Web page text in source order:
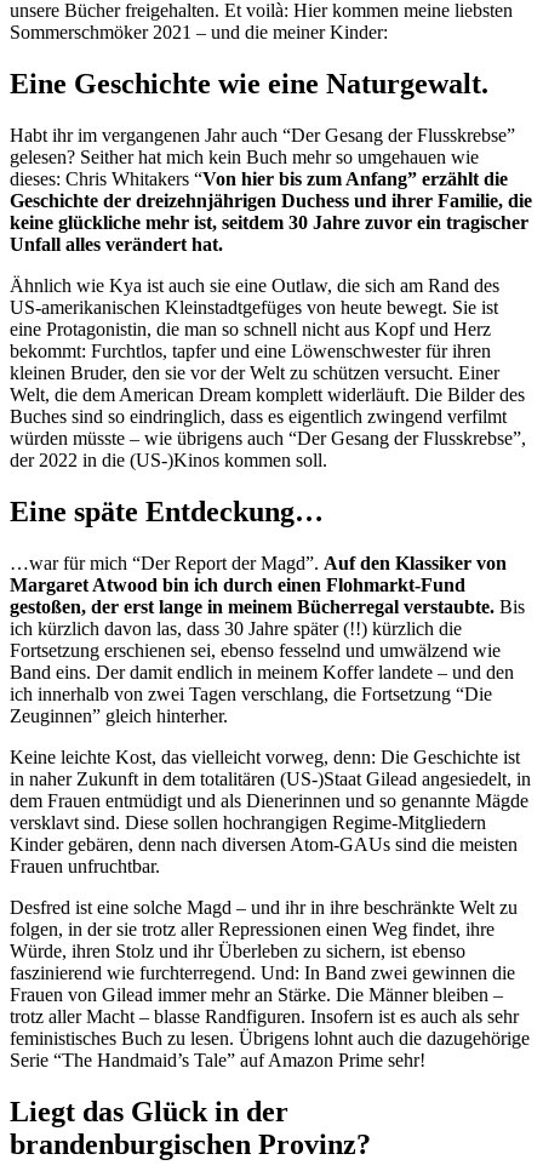
unsere Bücher freigehalten. Et voilà: Hier kommen meine liebsten
Sommerschmöker 2021 – und die meiner Kinder:
Eine Geschichte wie eine Naturgewalt.
Habt ihr im vergangenen Jahr auch “Der Gesang der Flusskrebse”
gelesen? Seither hat mich kein Buch mehr so umgehauen wie
dieses: Chris Whitakers “Von hier bis zum Anfang” erzählt die
Geschichte der dreizehnjährigen Duchess und ihrer Familie, die
keine glückliche mehr ist, seitdem 30 Jahre zuvor ein tragischer
Unfall alles verändert hat.
Ähnlich wie Kya ist auch sie eine Outlaw, die sich am Rand des
US-amerikanischen Kleinstadtgefüges von heute bewegt. Sie ist
eine Protagonistin, die man so schnell nicht aus Kopf und Herz
bekommt: Furchtlos, tapfer und eine Löwenschwester für ihren
kleinen Bruder, den sie vor der Welt zu schützen versucht. Einer
Welt, die dem American Dream komplett widerläuft. Die Bilder des
Buches sind so eindringlich, dass es eigentlich zwingend verfilmt
würden müsste – wie übrigens auch “Der Gesang der Flusskrebse”,
der 2022 in die (US-)Kinos kommen soll.
Eine späte Entdeckung…
…war für mich “Der Report der Magd”. Auf den Klassiker von
Margaret Atwood bin ich durch einen Flohmarkt-Fund
gestoßen, der erst lange in meinem Bücherregal verstaubte. Bis
ich kürzlich davon las, dass 30 Jahre später (!!) kürzlich die
Fortsetzung erschienen sei, ebenso fesselnd und umwälzend wie
Band eins. Der damit endlich in meinem Koffer landete – und den
ich innerhalb von zwei Tagen verschlang, die Fortsetzung “Die
Zeuginnen” gleich hinterher.
Keine leichte Kost, das vielleicht vorweg, denn: Die Geschichte ist
in naher Zukunft in dem totalitären (US-)Staat Gilead angesiedelt, in
dem Frauen entmüdigt und als Dienerinnen und so genannte Mägde
versklavt sind. Diese sollen hochrangigen Regime-Mitgliedern
Kinder gebären, denn nach diversen Atom-GAUs sind die meisten
Frauen unfruchtbar.
Desfred ist eine solche Magd – und ihr in ihre beschränkte Welt zu
folgen, in der sie trotz aller Repressionen einen Weg findet, ihre
Würde, ihren Stolz und ihr Überleben zu sichern, ist ebenso
faszinierend wie furchterregend. Und: In Band zwei gewinnen die
Frauen von Gilead immer mehr an Stärke. Die Männer bleiben –
trotz aller Macht – blasse Randfiguren. Insofern ist es auch als sehr
feministisches Buch zu lesen. Übrigens lohnt auch die dazugehörige
Serie “The Handmaid’s Tale” auf Amazon Prime sehr!
Liegt das Glück in der
brandenburgischen Provinz?